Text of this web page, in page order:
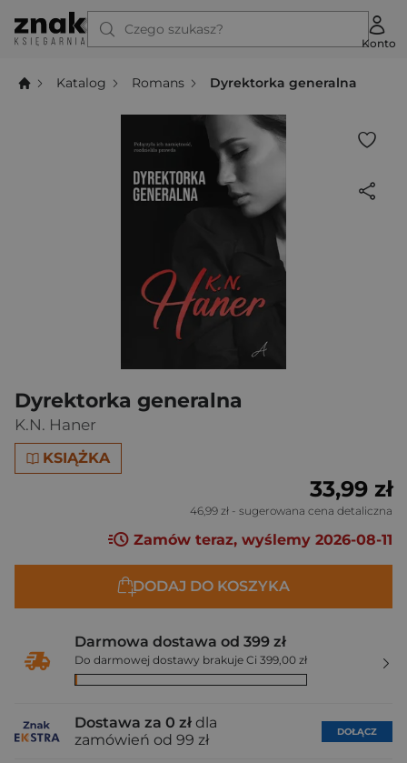
Czego szukasz?
Konto
Katalog Romans Dyrektorka generalna
Dyrektorka generalna
K.N. Haner
KSIĄŻKA
33,99 zł
46,99 zł - sugerowana cena detaliczna
Zamów teraz, wyślemy 2026-08-11
DODAJ DO KOSZYKA
Darmowa dostawa od 399 zł
Do darmowej dostawy brakuje Ci 399,00 zł
Dostawa za 0 zł dla
zamówień od 99 zł
DOŁĄCZ